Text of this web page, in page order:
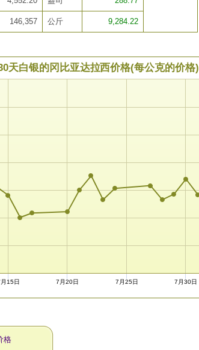
146,357 公斤 9,284.22
天白银的冈比亚达拉西价格(每公克的价格)
15日 7月20日 7月25日 7月30日
格